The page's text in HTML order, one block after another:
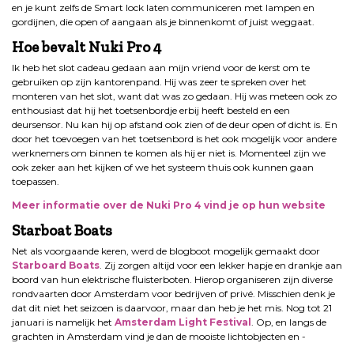
en je kunt zelfs de Smart lock laten communiceren met lampen en
gordijnen, die open of aangaan als je binnenkomt of juist weggaat.
Hoe bevaltNuki Pro 4
Ik heb het slot cadeau gedaan aan mijn vriend voor de kerst om te
gebruiken op zijn kantorenpand. Hij was zeer te spreken over het
monteren van het slot, want dat was zo gedaan. Hij was meteen ook zo
enthousiast dat hij het toetsenbordje erbij heeft besteld en een
deursensor. Nu kan hij op afstand ook zien of de deur open of dicht is. En
door het toevoegen van het toetsenbord is het ook mogelijk voor andere
werknemers om binnen te komen als hij er niet is. Momenteel zijn we
ook zeker aan het kijken of we het systeem thuis ook kunnen gaan
toepassen.
Meer informatie over de Nuki Pro 4 vind je op hun website
Starboat Boats
Net als voorgaande keren, werd de blogboot mogelijk gemaakt door
Starboard Boats . Zij zorgen altijd voor een lekker hapje en drankje aan
boord van hun elektrische fluisterboten. Hierop organiseren zijn diverse
rondvaarten door Amsterdam voor bedrijven of privé. Misschien denk je
dat dit niet het seizoen is daarvoor, maar dan heb je het mis. Nog tot 21
januari is namelijk het Amsterdam Light Festival
. Op, en langs de
grachten in Amsterdam vind je dan de mooiste lichtobjecten en -